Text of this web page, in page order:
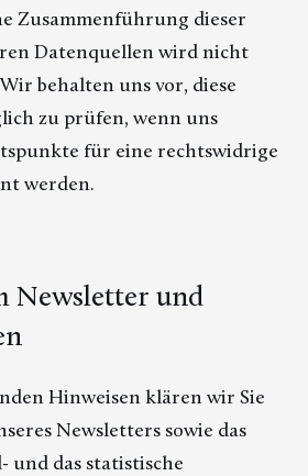
Zusammenführung dieser
Datenquellen wird nicht
behalten uns vor, diese
zu prüfen, wenn uns
für eine rechtswidrige
werden.
Newsletter und
Hinweisen klären wir Sie
Newsletters sowie das
und das statistische